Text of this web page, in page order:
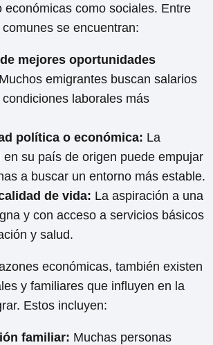
económicas como sociales. Entre
se encuentran:
mejores oportunidades
Muchos emigrantes buscan salarios
laborales más
política o económica: La
en su país de origen puede empujar
a buscar un entorno más estable.
de vida: La aspiración a una
y con acceso a servicios básicos
y salud.
económicas, también existen
y familiares que influyen en la
Estos incluyen:
familiar: Muchas personas